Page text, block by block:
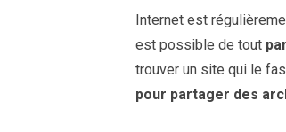
Internet est
est possible de tout
trouver un site qui le
pour partager des